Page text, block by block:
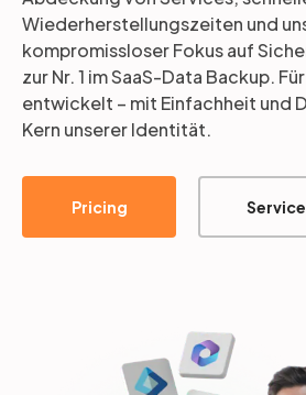
Wiederherstellungszeiten und
kompromissloser Fokus auf
zur Nr. 1 im SaaS-Data Backup.
entwickelt – mit Einfachheit und
Kern unserer Identität.
Pricing